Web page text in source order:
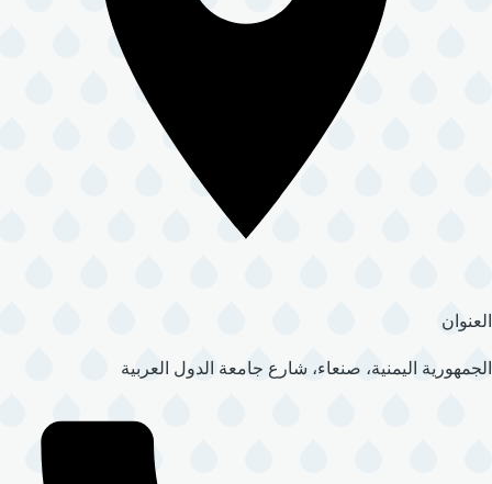
العنوان
الجمهورية اليمنية، صنعاء، شارع جامعة الدول العربية